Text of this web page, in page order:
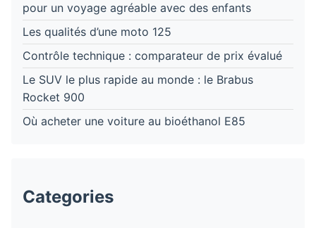
pour un voyage agréable avec des enfants
Les qualités d’une moto 125
Contrôle technique : comparateur de prix évalué
Le SUV le plus rapide au monde : le Brabus
Rocket 900
Où acheter une voiture au bioéthanol E85
Categories